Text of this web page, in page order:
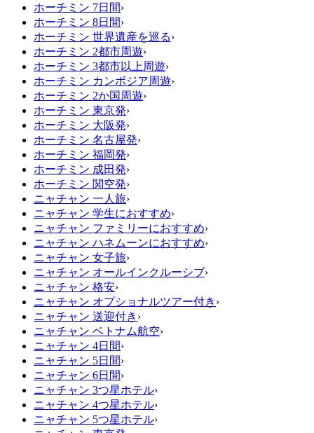
ホーチミン 7日間›
ホーチミン 8日間›
ホーチミン 世界遺産を巡る›
ホーチミン 2都市周遊›
ホーチミン 3都市以上周遊›
ホーチミン カンボジア周遊›
ホーチミン 2か国周遊›
ホーチミン 東京発›
ホーチミン 大阪発›
ホーチミン 名古屋発›
ホーチミン 福岡発›
ホーチミン 成田発›
ホーチミン 関空発›
ニャチャン 一人旅›
ニャチャン 学生におすすめ›
ニャチャン ファミリーにおすすめ›
ニャチャン ハネムーンにおすすめ›
ニャチャン 女子旅›
ニャチャン オールインクルーシブ›
ニャチャン 格安›
ニャチャン オプショナルツアー付き ›
ニャチャン 送迎付き ›
ニャチャン ベトナム航空›
ニャチャン 4日間›
ニャチャン 5日間›
ニャチャン 6日間›
ニャチャン 3つ星ホテル›
ニャチャン 4つ星ホテル›
ニャチャン 5つ星ホテル›